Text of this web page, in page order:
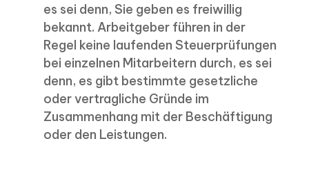
es sei denn, Sie geben es freiwillig
bekannt. Arbeitgeber führen in der
Regel keine laufenden Steuerprüfungen
bei einzelnen Mitarbeitern durch, es sei
denn, es gibt bestimmte gesetzliche
oder vertragliche Gründe im
Zusammenhang mit der Beschäftigung
oder den Leistungen.